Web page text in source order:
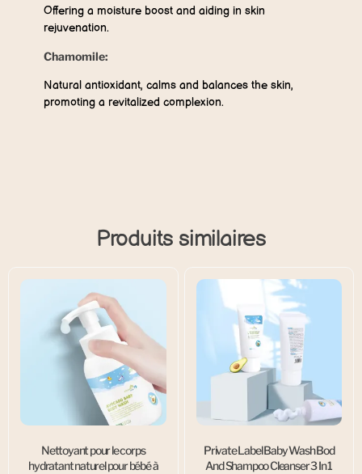
Offering a moisture boost and aiding in skin
rejuvenation.
Chamomile:
Natural antioxidant, calms and balances the skin,
promoting a revitalized complexion.
Produits similaires
Nettoyant pour le corps
hydratant naturel pour bébé à
Private Label Baby Wash Bod
And Shampoo Cleanser 3 In 1